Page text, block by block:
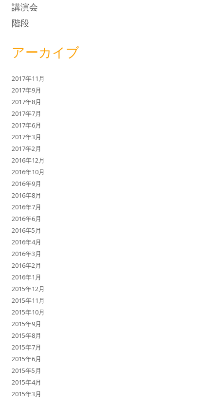
講演会
階段
アーカイブ
2017年11月
2017年9月
2017年8月
2017年7月
2017年6月
2017年3月
2017年2月
2016年12月
2016年10月
2016年9月
2016年8月
2016年7月
2016年6月
2016年5月
2016年4月
2016年3月
2016年2月
2016年1月
2015年12月
2015年11月
2015年10月
2015年9月
2015年8月
2015年7月
2015年6月
2015年5月
2015年4月
2015年3月